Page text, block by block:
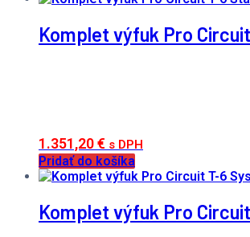
Komplet výfuk Pro
1.351,20€ s DPH
Pridať do košíka
Komplet výfuk Pro